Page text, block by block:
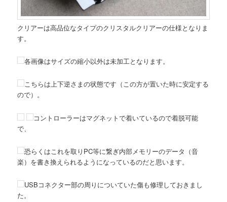
クリアーは高品位なタイプのクリスタルクリアーの仕様となりま
す。
各画像はサイズの縮小以外は未加工となります。
こちらは上下逆さまの状態です（この方が置いた時に安定する
ので）。
コントローラーはマグネットで着いているので着脱可能
で、
恐らくはこれを取りPC等に繋ぎ内部メモリーのデータ（音
楽）を書き換えられるようになっているのだと思います。
USBコネクター部の周りについていた傷も修理しておきまし
た。